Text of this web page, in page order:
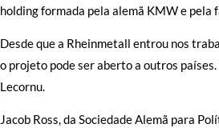
holding formada pela alemã KMW e
Desde que a Rheinmetall entrou nos
o projeto pode ser aberto a outros
Lecornu.
Jacob Ross, da Sociedade Alemã para